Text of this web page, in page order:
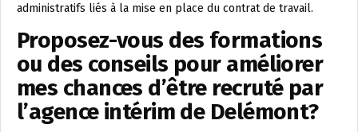
administratifs liés à la mise en place du contrat de travail.
Proposez-vous des formations
ou des conseils pour améliorer
mes chances d’être recruté par
l’agence intérim de Delémont?